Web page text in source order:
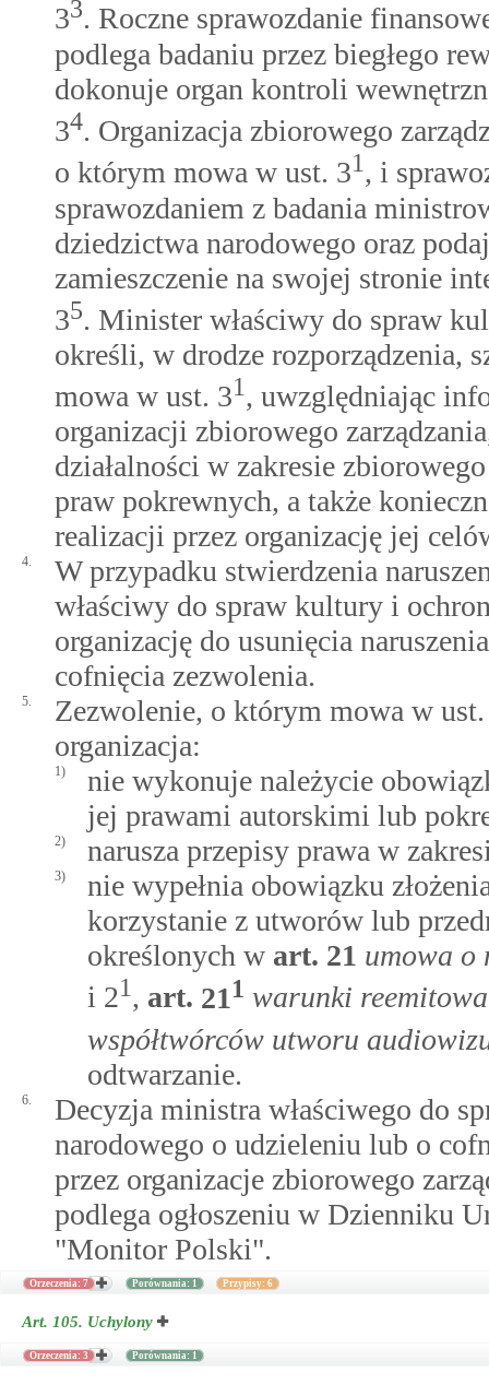
33. Roczne sprawozdanie
podlega badaniu przez biegłego
dokonuje organ kontroli
34. Organizacja zbiorowego
o którym mowa w ust. 31, i
sprawozdaniem z badania
dziedzictwa narodowego oraz
zamieszczenie na swojej stronie
35. Minister właściwy do spraw
określi, w drodze rozporządzenia,
mowa w ust. 31, uwzględniając
organizacji zbiorowego
działalności w zakresie
praw pokrewnych, a także
realizacji przez organizację jej
4.
W przypadku stwierdzenia
właściwy do spraw kultury i
organizację do usunięcia
cofnięcia zezwolenia.
5.
Zezwolenie, o którym mowa w
organizacja:
1)
nie wykonuje należycie
jej prawami autorskimi lub
2) narusza przepisy prawa w
3)
nie wypełnia obowiązku
korzystanie z utworów lub
określonych w art. 21 umowa o
i 21, art. 211 warunki
współtwórców utworu
odtwarzanie.
6.
Decyzja ministra właściwego do
narodowego o udzieleniu lub o
przez organizacje zbiorowego
podlega ogłoszeniu w Dzienniku
"Monitor Polski".
Orzeczenia: 7 Porównania: 1 Przypisy: 6
Art. 105. Uchylony
Orzeczenia: 3 Porównania: 1